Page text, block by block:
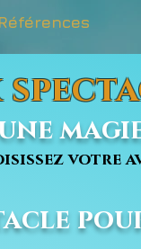
Références
votre